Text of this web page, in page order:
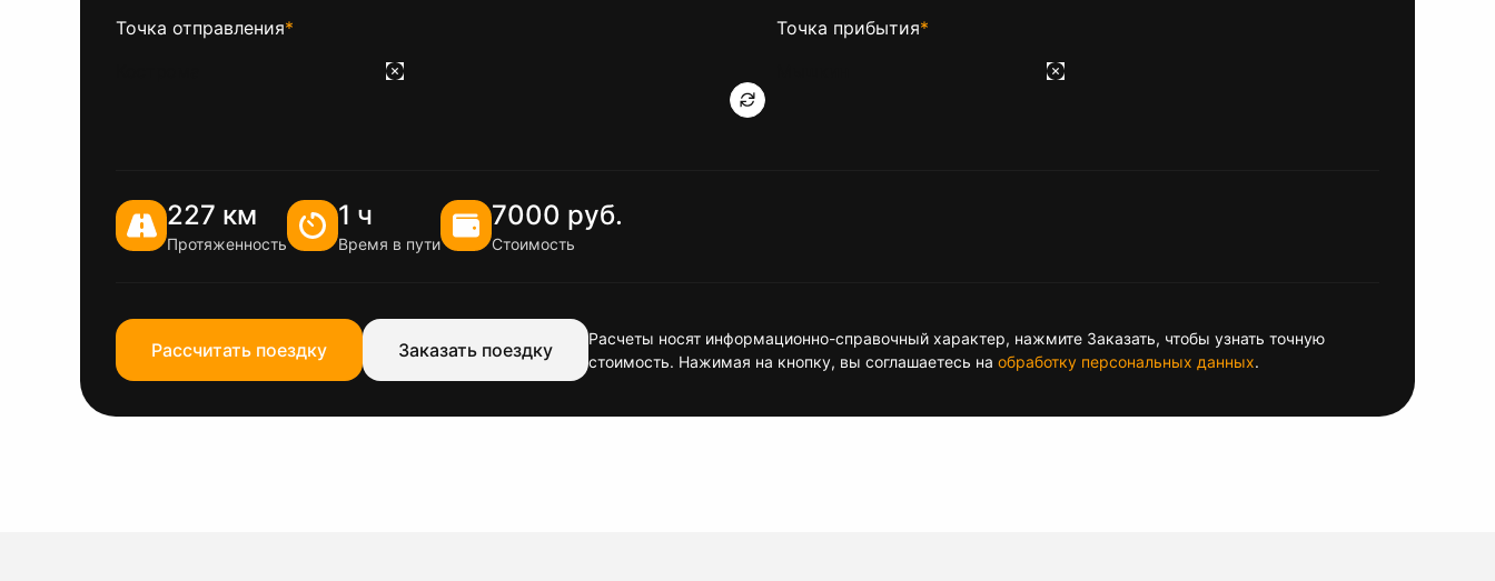
Точка отправления* Точка прибытия*
227 км
Протяженность
1 ч
Время в пути
7000 руб.
Стоимость
Рассчитать поездку Заказать поездку
Расчеты носят информационно-справочный характер, нажмите Заказать, чтобы узнать точную
стоимость. Нажимая на кнопку, вы соглашаетесь на обработку персональных данных.